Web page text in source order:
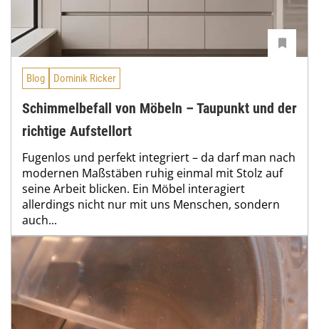
Blog Dominik Ricker
Schimmelbefall von Möbeln – Taupunkt und der
richtige Aufstellort
Fugenlos und perfekt integriert – da darf man nach
modernen Maßstäben ruhig einmal mit Stolz auf
seine Arbeit blicken. Ein Möbel interagiert
allerdings nicht nur mit uns Menschen, sondern
auch...